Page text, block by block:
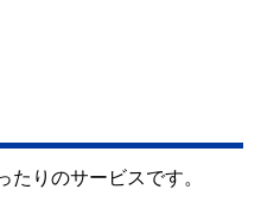
たりのサービスです。